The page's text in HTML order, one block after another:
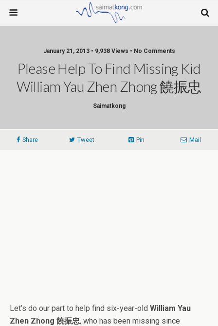
January 21, 2013 • 9,938 Views • No Comments
Please Help To Find Missing Kid
William Yau Zhen Zhong 饒振忠
Saimatkong
Share Tweet Pin Mail
Let’s do our part to help find six-year-old William Yau
Zhen Zhong 饒振忠, who has been missing since